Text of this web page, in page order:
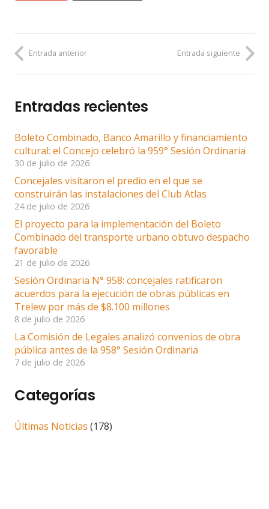
Entrada anterior Entrada siguiente
Entradas recientes
Boleto Combinado, Banco Amarillo y financiamiento
cultural: el Concejo celebró la 959° Sesión Ordinaria
30 de julio de 2026
Concejales visitaron el predio en el que se
construirán las instalaciones del Club Atlas
24 de julio de 2026
El proyecto para la implementación del Boleto
Combinado del transporte urbano obtuvo despacho
favorable
21 de julio de 2026
Sesión Ordinaria N° 958: concejales ratificaron
acuerdos para la ejecución de obras públicas en
Trelew por más de $8.100 millones
8 de julio de 2026
La Comisión de Legales analizó convenios de obra
pública antes de la 958° Sesión Ordinaria
7 de julio de 2026
Categorías
Últimas Noticias (178)